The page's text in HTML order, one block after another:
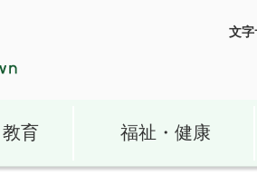
文字
育 福祉・健康